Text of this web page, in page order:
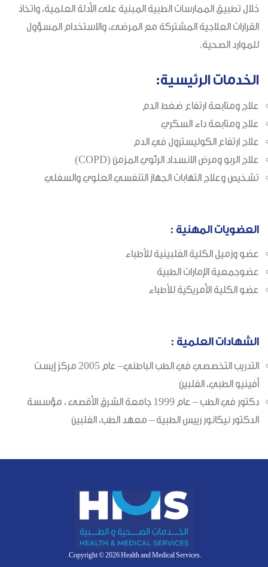
خلال تطبيق الممارسات الطبية المبنية على الأدلة العلمية، واتخاذ
القرارات العلاجية المشتركة مع المرضى، والاستخدام المسؤول
للموارد الصحية.
الخدمات الرئيسية:
علاج ومتابعة ارتفاع ضغط الدم
علاج ومتابعة داء السكري
علاج ارتفاع الكوليسترول في الدم
علاج الربو ومرض الانسداد الرئوي المزمن (COPD)
تشخيص وعلاج التهابات الجهاز التنفسي العلوي والسفلي
العضويات المهنية :
عضو وزميل الكلية الفلبينية للأطباء
عضوجمعية الإمارات الطبية
عضو الكلية الأمريكية للأطباء
الشهادات العلمية :
التدريب التخصصي في الطب الباطني– عام 2005 مركز إيست
أفينيو الطبي، الفلبين
دكتور في الطب – عام 1999 جامعة الشرق الأقصى ، مؤسسة
الدكتور نيكانور رييس الطبية – معهد الطب، الفلبين
.Copyright © 2026 Health and Medical Services.